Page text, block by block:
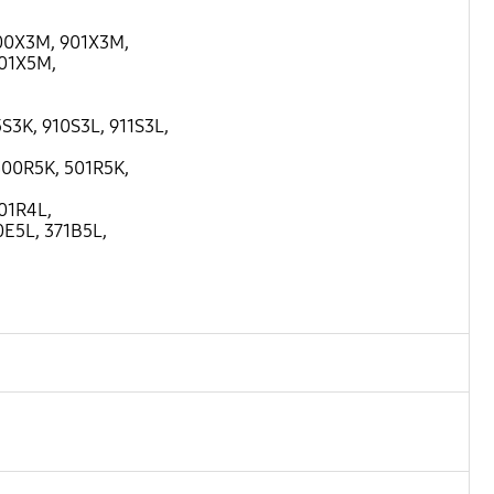
901X3M,
910S3L, 911S3L,
501R5K,
371B5L,